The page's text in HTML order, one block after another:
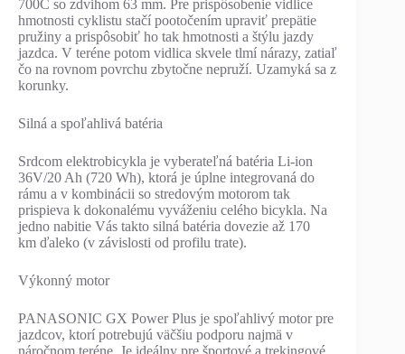
700C so zdvihom 63 mm. Pre prispôsobenie vidlice
hmotnosti cyklistu stačí pootočením upraviť prepätie
pružiny a prispôsobiť ho tak hmotnosti a štýlu jazdy
jazdca. V teréne potom vidlica skvele tlmí nárazy, zatiaľ
čo na rovnom povrchu zbytočne nepruží. Uzamyká sa z
korunky.
Silná a spoľahlivá batéria
Srdcom elektrobicykla je vyberateľná batéria Li-ion
36V/20 Ah (720 Wh), ktorá je úplne integrovaná do
rámu a v kombinácii so stredovým motorom tak
prispieva k dokonalému vyváženiu celého bicykla. Na
jedno nabitie Vás takto silná batéria dovezie až 170
km ďaleko (v závislosti od profilu trate).
Výkonný motor
PANASONIC GX Power Plus je spoľahlivý motor pre
jazdcov, ktorí potrebujú väčšiu podporu najmä v
náročnom teréne. Je ideálny pre športové a trekingové